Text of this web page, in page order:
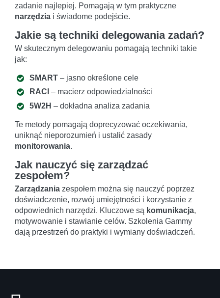
zadanie najlepiej. Pomagają w tym praktyczne
narzędzia i świadome podejście.
Jakie są techniki delegowania zadań?
W skutecznym delegowaniu pomagają techniki takie
jak:
SMART – jasno określone cele
RACI – macierz odpowiedzialności
5W2H – dokładna analiza zadania
Te metody pomagają doprecyzować oczekiwania,
uniknąć nieporozumień i ustalić zasady
monitorowania.
Jak nauczyć się zarządzać
zespołem?
Zarządzania zespołem można się nauczyć poprzez
doświadczenie, rozwój umiejętności i korzystanie z
odpowiednich narzędzi. Kluczowe są komunikacja,
motywowanie i stawianie celów. Szkolenia Gammy
dają przestrzeń do praktyki i wymiany doświadczeń.